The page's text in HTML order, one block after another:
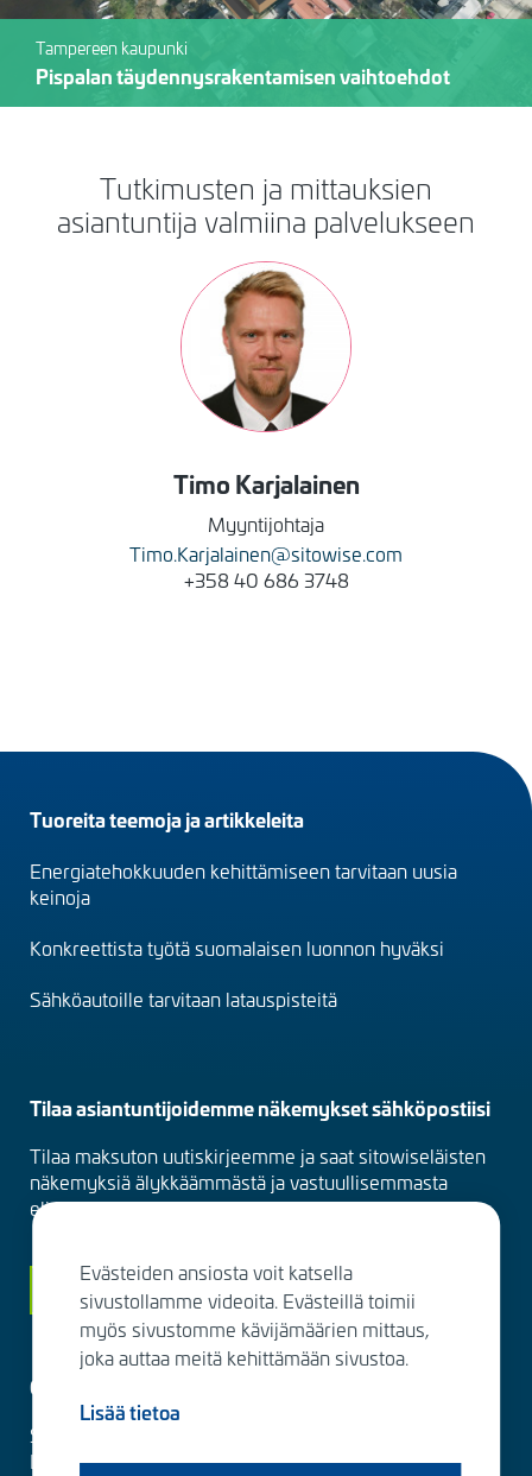
Tampereen kaupunki
Pispalan täydennysrakentamisen vaihtoehdot
Tutkimusten ja mittauksien
asiantuntija valmiina palvelukseen
Timo Karjalainen
Myyntijohtaja
Timo.Karjalainen@sitowise.com
+358 40 686 3748
Footer
menu
(fi)
Tuoreita teemoja ja artikkeleita
Energiatehokkuuden kehittämiseen tarvitaan uusia
keinoja
Konkreettista työtä suomalaisen luonnon hyväksi
Sähköautoille tarvitaan latauspisteitä
Tilaa asiantuntijoidemme näkemykset sähköpostiisi
Tilaa maksuton uutiskirjeemme ja saat sitowiseläisten
näkemyksiä älykkäämmästä ja vastuullisemmasta
elinympäristöstä suoraan sähköpostiisi kuukausittain.
Siirry tilaamaan
Ota yhteyttä
Sitowise Group Oyj
Linnoitustie 6 D
Evästeiden ansiosta voit katsella
sivustollamme videoita. Evästeillä toimii
myös sivustomme kävijämäärien mittaus,
joka auttaa meitä kehittämään sivustoa.
Lisää tietoa